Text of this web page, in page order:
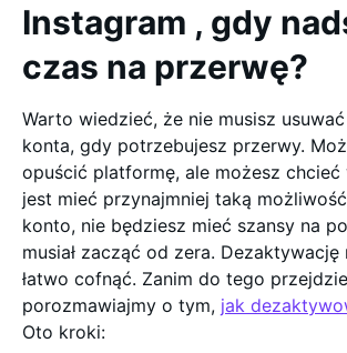
Instagram , gdy
czas na przerwę?
Warto wiedzieć, że nie musisz
konta, gdy potrzebujesz przerwy.
opuścić platformę, ale możesz
jest mieć przynajmniej taką
konto, nie będziesz mieć szansy na
musiał zacząć od zera. Dezaktywację
łatwo cofnąć. Zanim do tego
porozmawiajmy o tym, jak
Oto kroki: